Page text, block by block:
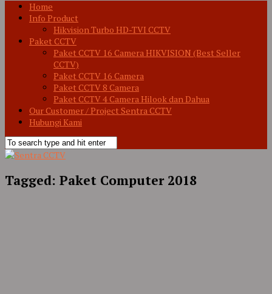
Home
Info Product
Hikvision Turbo HD-TVI CCTV
Paket CCTV
Paket CCTV 16 Camera HIKVISION (Best Seller
CCTV)
Paket CCTV 16 Camera
Paket CCTV 8 Camera
Paket CCTV 4 Camera Hilook dan Dahua
Our Customer / Project Sentra CCTV
Hubungi Kami
Tagged: Paket Computer 2018